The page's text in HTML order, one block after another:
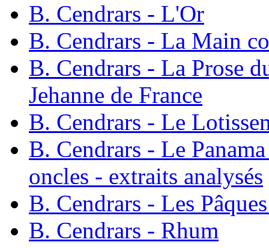
B. Cendrars - L'Or
B. Cendrars - La Main
B. Cendrars - La Prose
Jehanne de France
B. Cendrars - Le
B. Cendrars - Le
oncles - extraits analysés
B. Cendrars - Les
B. Cendrars - Rhum